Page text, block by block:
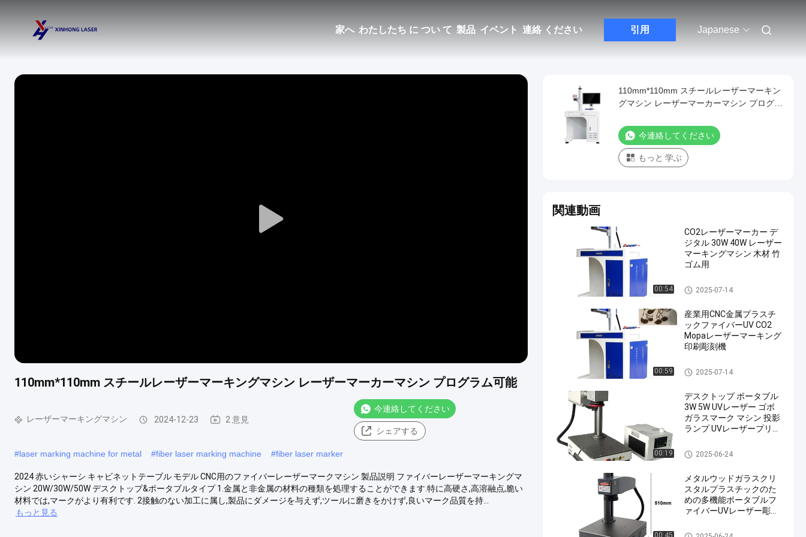
家へ わたしたち に つい て 製品 イベント 連絡 ください 引用 Japanese
Play
110mm*110mm スチールレーザーマーキングマシン レーザーマーカーマシン プログラム可能
レーザーマーキングマシン 2024-12-23 2 意見
今連絡してください
シェアする
#laser marking machine for metal #fiber laser marking machine #fiber laser marker
2024 赤いシャーシ キャビネットテーブル モデル CNC用のファイバーレーザーマークマシン 製品説明 ファイバーレーザーマーキングマ
シン 20W/30W/50W デスクトップ&ポータブルタイプ 1.金属と非金属の材料の種類を処理することができます.特に高硬さ,高溶融点,脆い
材料では,マークがより有利です. 2接触のない加工に属し,製品にダメージを与えず,ツールに磨きをかけず,良いマーク品質を持...
もっと見る
110mm*110mm スチールレーザーマーキン
グマシン レーザーマーカーマシン プログラ
今連絡してください
もっと 学ぶ
関連動画
00:54
CO2レーザーマーカー デ
ジタル 30W 40W レーザー
マーキングマシン 木材 竹
ゴム用
レーザーマーキングマシン
2025-07-14
00:59
産業用CNC金属プラスチ
ックファイバーUV CO2
Mopaレーザーマーキング
印刷彫刻機
レーザーマーキングマシン
2025-07-14
00:19
デスクトップ ポータブル
3W 5W UVレーザー ゴボ
ガラスマーク マシン 投影
ランプ UVレーザープリン
レーザーマーキングマシン
2025-06-24
00:45
メタルウッドガラスクリ
スタルプラスチックのた
めの多機能ポータブルフ
ァイバーUVレーザー彫刻
レーザーマーキングマシン